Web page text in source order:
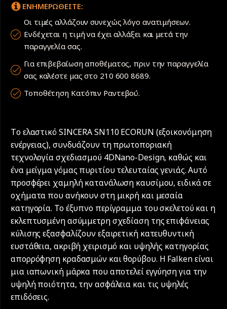
ΕΝΗΜΕΡΩΘΕΙΤΕ:
Οι τιμές αλλάζουν συνεχώς λόγο ανατιμήσεων.
Ενδέχεται η τιμή να έχει αλλάξει και μετά την
παραγγελία σας.
Για επιβεβαίωση αποθέματος, πριν την παραγγελία
σας καλέστε μας στο 210 600 8689.
Τοποθέτηση Κατόπιν Ραντεβού.
Tο ελαστικό SINCERA SN110 ECORUN (εξοικονόμηση
ενέργειας), συνδυάζουν τη πρωτοποριακή
τεχνολογία σχεδιασμού 4DNano-Design, καθώς και
ένα μείγμα γόμας πυριτίου τελευταίας γενιάς. Αυτό
προσφέρει χαμηλή κατανάλωση καυσίμου, ειδικά σε
οχήματα που ανήκουν στη μικρή και μεσαία
κατηγορία. Το έξυπνο περίγραμμα του σκελετού και η
εκλεπτυσμένη ασύμμετρη σχεδίαση της επιφάνειας
κύλισης εξασφαλίζουν εξαιρετική κατευθυντική
ευστάθεια, ακριβή χειρισμό και υψηλής κατηγορίας
απορρόφηση κραδασμών και θορύβου. Η Falken είναι
μια ιαπωνική μάρκα που αποτελεί εγγύηση για την
υψηλή ποιότητα, την ασφάλεια και τις υψηλές
επιδόσεις.